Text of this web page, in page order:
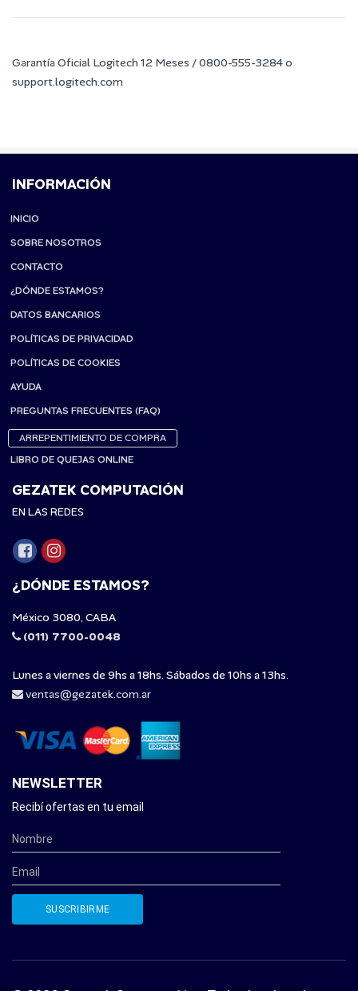
Garantía Oficial Logitech 12 Meses / 0800-555-3284 o
support.logitech.com
INFORMACIÓN
INICIO
SOBRE NOSOTROS
CONTACTO
¿DÓNDE ESTAMOS?
DATOS BANCARIOS
POLÍTICAS DE PRIVACIDAD
POLÍTICAS DE COOKIES
AYUDA
PREGUNTAS FRECUENTES (FAQ)
ARREPENTIMIENTO DE COMPRA
LIBRO DE QUEJAS ONLINE
GEZATEK COMPUTACIÓN
EN LAS REDES
¿DÓNDE ESTAMOS?
México 3080, CABA
(011) 7700-0048
Lunes a viernes de 9hs a 18hs. Sábados de 10hs a 13hs.
ventas@gezatek.com.ar
NEWSLETTER
Recibí ofertas en tu email